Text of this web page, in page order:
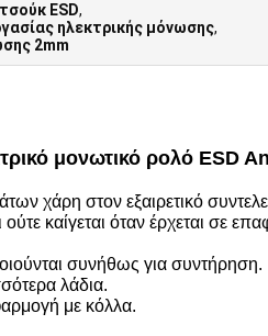
ESD,
ηλεκτρικής μόνωσης,
2mm
μονωτικό ρολό ESD
χάρη στον εξαιρετικό
καίγεται όταν έρχεται σε
συνήθως για συντήρηση.
λάδια.
με κόλλα.